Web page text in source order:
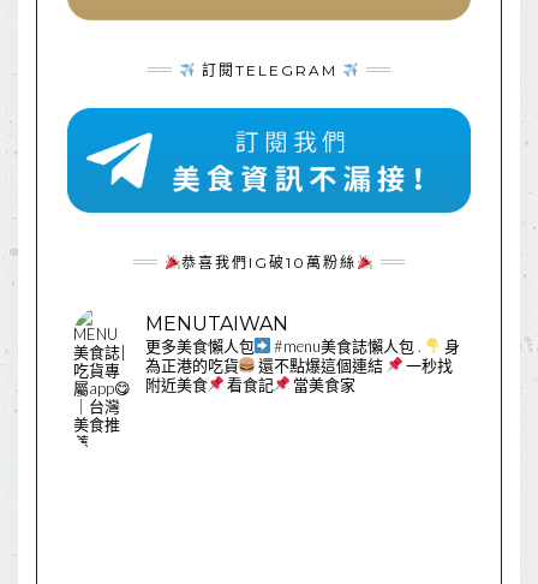
訂閱TELEGRAM
恭喜我們IG破10萬粉絲
MENUTAIWAN
更多美食懶人包 #menu美食誌懶人包 .
身
為正港的吃貨
還不點爆這個連結
一秒找
附近美食
看食記 當美食家